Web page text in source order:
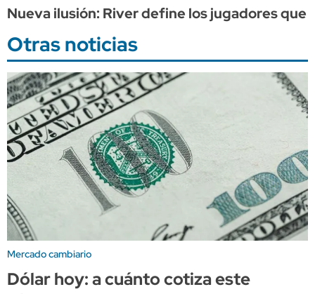
Nueva ilusión: River define los jugadores que
Otras noticias
Mercado cambiario
Dólar hoy: a cuánto cotiza este